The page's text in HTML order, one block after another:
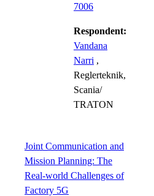
7006
Respondent:
Vandana
Narri ,
Reglerteknik,
Scania/
TRATON
Joint Communication and
Mission Planning: The
Real-world Challenges of
Factory 5G